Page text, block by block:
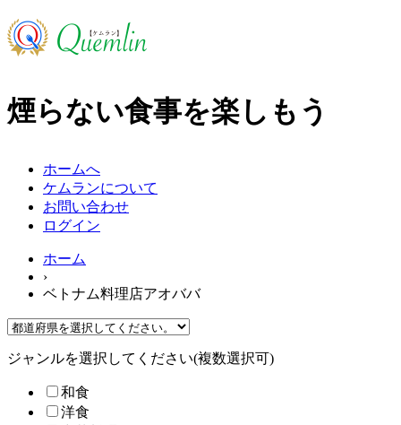
煙らない食事を楽しもう
ホームへ
ケムランについて
お問い合わせ
ログイン
ホーム
›
ベトナム料理店アオババ
ジャンルを選択してください(複数選択可)
和食
洋食